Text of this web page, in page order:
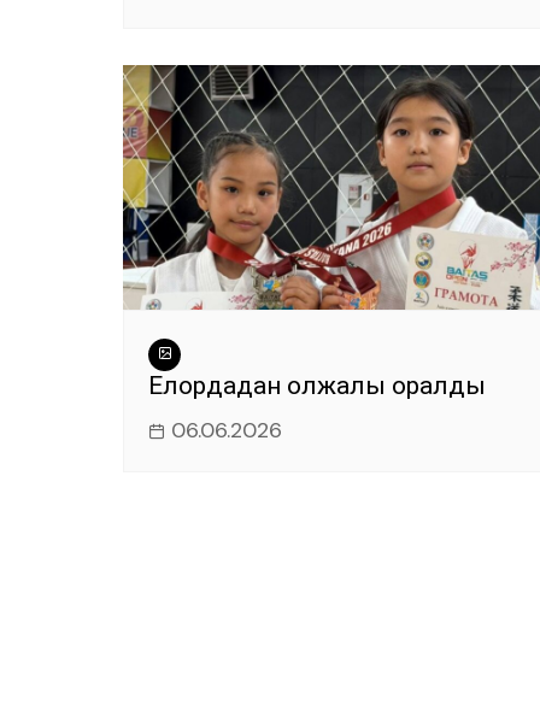
Елордадан олжалы оралды
06.06.2026